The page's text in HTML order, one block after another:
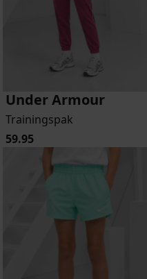
Under Armour
Trainingspak
59.95